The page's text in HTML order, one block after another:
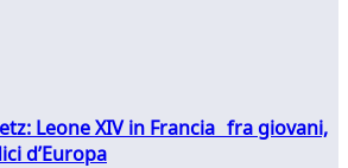
Leone XIV in Francia fra giovani,
d’Europa